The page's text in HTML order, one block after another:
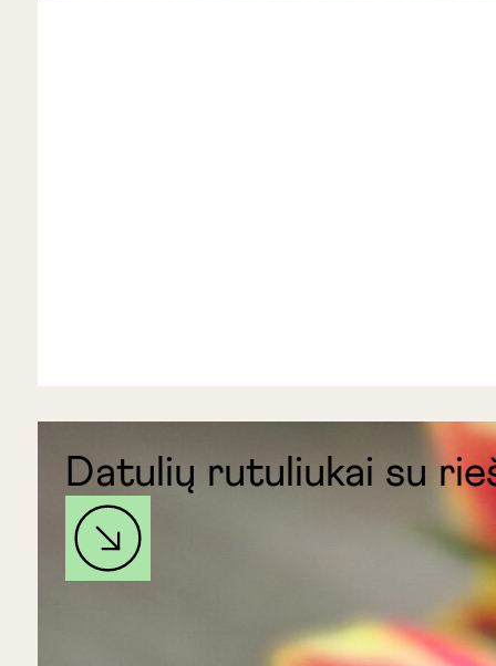
Datulių rutuliukai su